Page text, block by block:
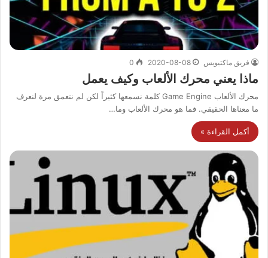
فريق ماكتيوبس 2020-08-08
0
ماذا يعني محرك الألعاب وكيف يعمل
محرك الألعاب Game Engine كلمة نسمعها كثيراً لكن لم نتعمق مرة لنعرف
ما معناها الحقيقي. فما هو محرك الألعاب وما…
أكمل القراءة »